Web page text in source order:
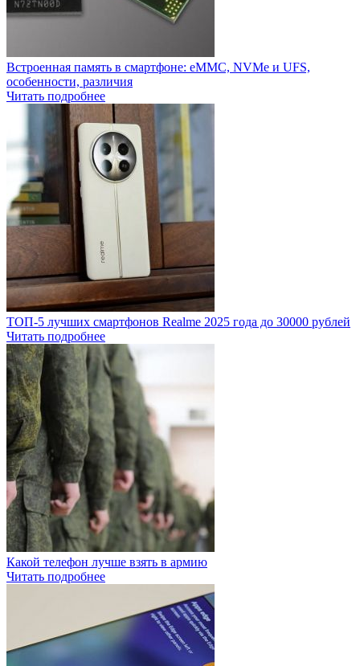
Встроенная память в смартфоне: eMMC, NVMe и UFS,
особенности, различия
Читать подробнее
ТОП-5 лучших смартфонов Realme 2025 года до 30000 рублей
Читать подробнее
Какой телефон лучше взять в армию
Читать подробнее